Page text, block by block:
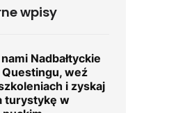
wpisy
Nadbałtyckie
weź
i zyskaj
turystykę w